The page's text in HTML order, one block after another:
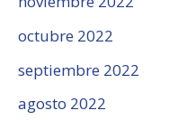
octubre 2022
septiembre 2022
agosto 2022